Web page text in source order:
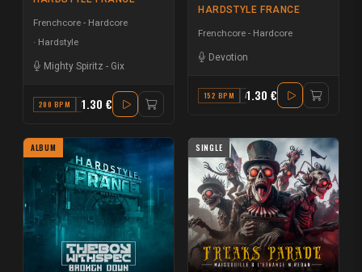
Frenchcore - Hardcore
Hardstyle
Mighty Spiritz - Gix
200 BPM E1.30 €
HARDSTYLE FRANCE
Frenchcore - Hardcore
Devotion
152 BPM A1.30 €
ALBUM SINGLE